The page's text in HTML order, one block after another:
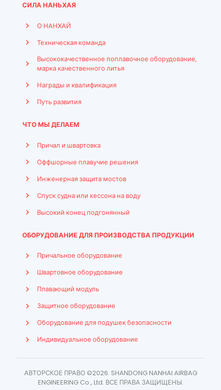
СИЛА НАНЬХАЯ
О НАНХАЙ
Техническая команда
Высококачественное поплавочное оборудование,
марка качественного литья
Награды и квалификация
Путь развития
ЧТО МЫ ДЕЛАЕМ
Причал и швартовка
Оффшорные плавучие решения
Инженерная защита мостов
Спуск судна или кессона на воду
Высокий конец подгонянный
ОБОРУДОВАНИЕ ДЛЯ ПРОИЗВОДСТВА ПРОДУКЦИИ
Причальное оборудование
Швартовное оборудование
Плавающий модуль
Защитное оборудование
Оборудование для подушек безопасности
Индивидуальное оборудование
АВТОРСКОЕ ПРАВО ©2026. SHANDONG NANHAI AIRBAG
ENGINEERING Co., Ltd. ВСЕ ПРАВА ЗАЩИЩЕНЫ.
Spanish
Arabic
Indonesian